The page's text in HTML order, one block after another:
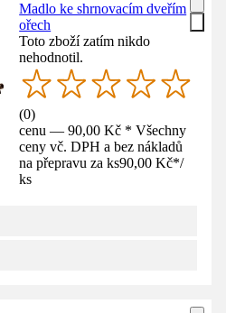
Madlo ke shrnovacím dveřím
ořech
Toto zboží zatím nikdo
nehodnotil.
(0)
cenu — 90,00 Kč * Všechny
ceny vč. DPH a bez nákladů
na přepravu za ks90,00 Kč*/
ks